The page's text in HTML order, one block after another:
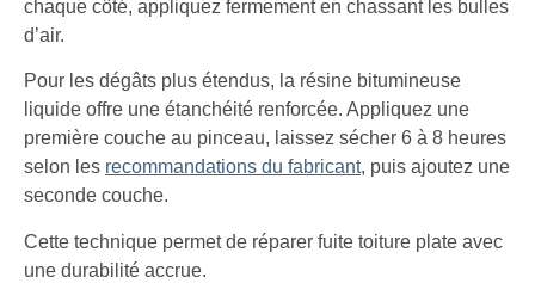
chaque côté, appliquez fermement en chassant les bulles
d’air.
Pour les dégâts plus étendus, la résine bitumineuse
liquide offre une étanchéité renforcée. Appliquez une
première couche au pinceau, laissez sécher 6 à 8 heures
selon les recommandations du fabricant, puis ajoutez une
seconde couche.
Cette technique permet de réparer fuite toiture plate avec
une durabilité accrue.